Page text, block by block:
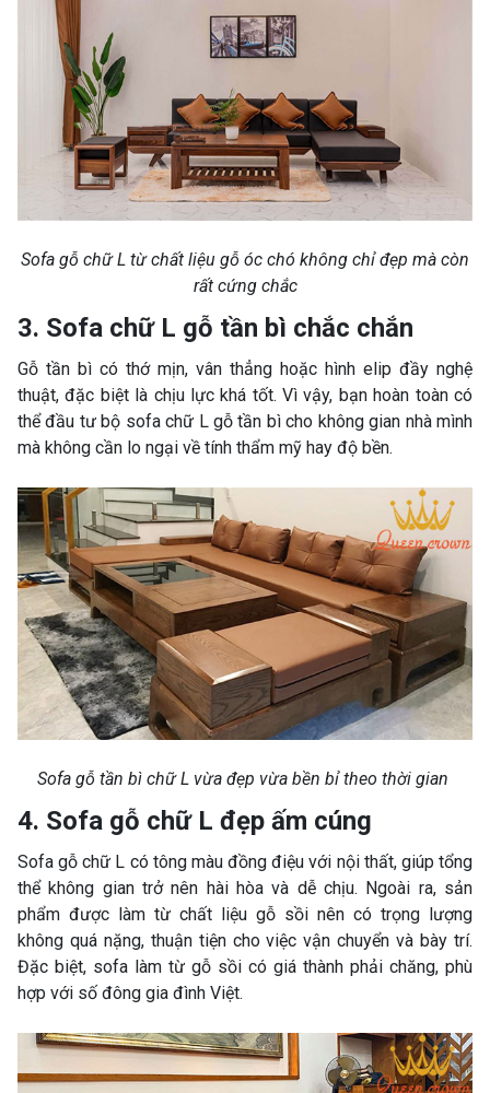
Sofa gỗ chữ L từ chất liệu gỗ óc chó không chỉ đẹp mà còn
rất cứng chắc
3. Sofa chữ L gỗ tần bì chắc chắn
Gỗ tần bì có thớ mịn, vân thẳng hoặc hình elip đầy nghệ
thuật, đặc biệt là chịu lực khá tốt. Vì vậy, bạn hoàn toàn có
thể đầu tư bộ sofa chữ L gỗ tần bì cho không gian nhà mình
mà không cần lo ngại về tính thẩm mỹ hay độ bền.
Sofa gỗ tần bì chữ L vừa đẹp vừa bền bỉ theo thời gian
4. Sofa gỗ chữ L đẹp ấm cúng
Sofa gỗ chữ L có tông màu đồng điệu với nội thất, giúp tổng
thể không gian trở nên hài hòa và dễ chịu. Ngoài ra, sản
phẩm được làm từ chất liệu gỗ sồi nên có trọng lượng
không quá nặng, thuận tiện cho việc vận chuyển và bày trí.
Đặc biệt, sofa làm từ gỗ sồi có giá thành phải chăng, phù
hợp với số đông gia đình Việt.